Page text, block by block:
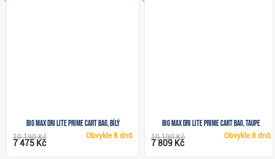
Big Max Dri Lite Prime cart bag, bílý
Obvykle8 dnů
10 190 Kč
7 475 Kč
Big Max Dri Lite Prime cart bag, taupe
Obvykle8 dnů
10 190 Kč
7 809 Kč